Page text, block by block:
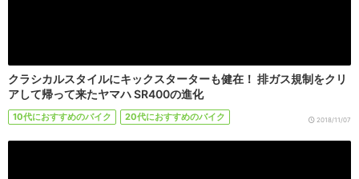
クラシカルスタイルにキックスターターも健在！ 排ガス規制をクリ
アして帰って来たヤマハ SR400の進化
10代におすすめのバイク 20代におすすめのバイク 2018/11/07